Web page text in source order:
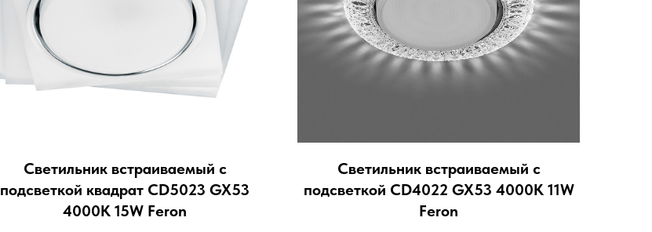
Светильник встраиваемый с
подсветкой квадрат CD5023 GX53
4000K 15W Feron
Светильник встраиваемый с
подсветкой CD4022 GX53 4000K 11W
Feron